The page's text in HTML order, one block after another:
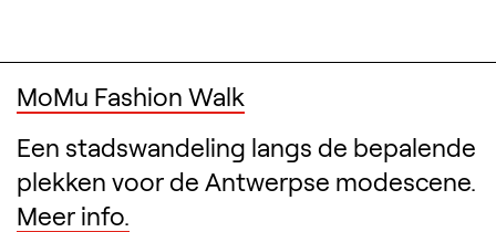
MoMu Fashion Walk
Een stadswandeling langs de bepalende
plekken voor de Antwerpse modescene.
Meer info.